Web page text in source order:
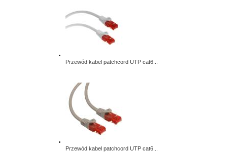
Przewód kabel patchcord UTP cat6...
Przewód kabel patchcord UTP cat6...